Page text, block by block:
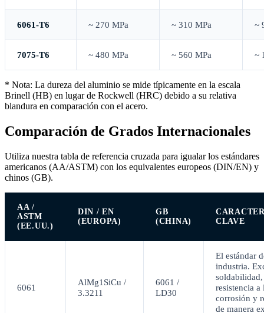
6061-T6 ~ 270 MPa ~ 310 MPa ~
7075-T6 ~ 480 MPa ~ 560 MPa ~
* Nota: La dureza del aluminio se mide típicamente en la escala
Brinell (HB) en lugar de Rockwell (HRC) debido a su relativa
blandura en comparación con el acero.
Comparación de Grados Internacionales
Utiliza nuestra tabla de referencia cruzada para igualar los estándares
americanos (AA/ASTM) con los equivalentes europeos (DIN/EN) y
chinos (GB).
AA /
ASTM
(EE.UU.)
DIN / EN
(EUROPA)
GB
(CHINA)
CLAVE
6061
AlMg1SiCu /
3.3211
6061 /
LD30
El estándar
industria.
resistencia a
corrosión y
de manera